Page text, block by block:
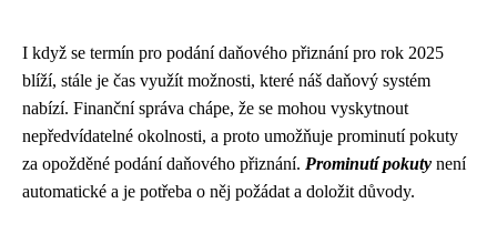
I když se termín pro podání daňového přiznání pro rok 2025
blíží, stále je čas využít možnosti, které náš daňový systém
nabízí. Finanční správa chápe, že se mohou vyskytnout
nepředvídatelné okolnosti, a proto umožňuje prominutí pokuty
za opožděné podání daňového přiznání. Prominutí pokuty není
automatické a je potřeba o něj požádat a doložit důvody.